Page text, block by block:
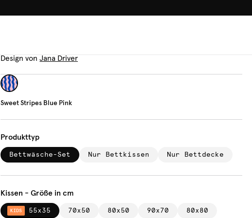
Bettwäsche
Design von Jana Driver
Sweet Stripes Blue Pink
Produkttyp
Bettwäsche-Set Nur Bettkissen Nur Bettdecke
Kissen - Größe in cm
KIDS 55x35 70x50 80x50 90x70 80x80